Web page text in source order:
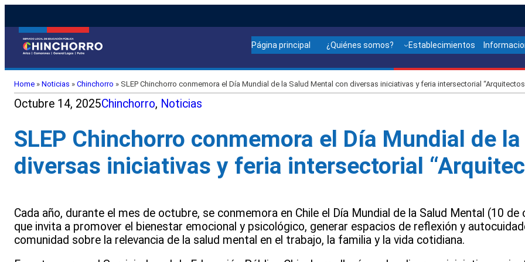
Página principal ¿Quiénes somos? Establecimientos
Home » Noticias » Chinchorro » SLEP Chinchorro conmemora el Día Mundial de la Salud Mental con diversas iniciativas y feria intersectorial
Octubre 14, 2025Chinchorro, Noticias
SLEP Chinchorro conmemora el Día Mundial de
diversas iniciativas y feria intersectorial
Cada año, durante el mes de octubre, se conmemora en Chile el Día Mundial de la Salud Mental (10
que invita a promover el bienestar emocional y psicológico, generar espacios de reflexión y
comunidad sobre la relevancia de la salud mental en el trabajo, la familia y la vida cotidiana.